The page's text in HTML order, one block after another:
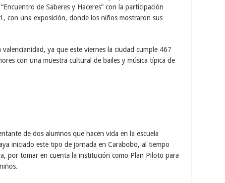
de Saberes y Haceres” con la participación
una exposición, donde los niños mostraron sus
ya que este viernes la ciudad cumple 467
con una muestra cultural de bailes y música típica de
de dos alumnos que hacen vida en la escuela
iniciado este tipo de jornada en Carabobo, al tiempo
por tomar en cuenta la institución como Plan Piloto para